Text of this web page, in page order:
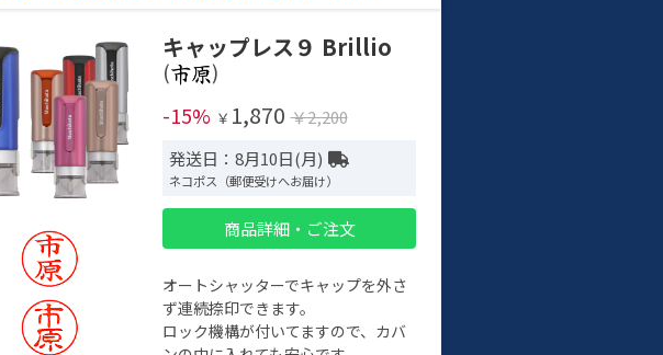
キャップレス９ Brillio
(
)
-15% ￥ 1,870 ￥2,200
発送日：8月10日(月)
ネコポス（郵便受けへお届け）
商品詳細・ご注文
オートシャッターでキャップを外さ
ず連続捺印できます。
ロック機構が付いてますので、カバ